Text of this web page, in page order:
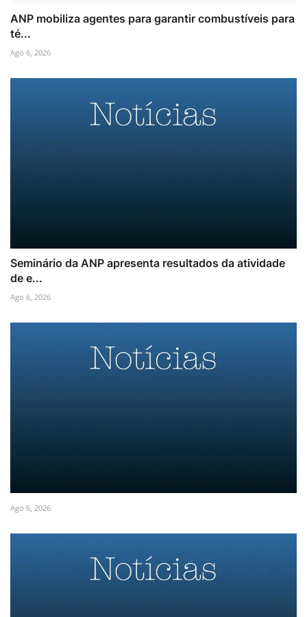
ANP mobiliza agentes para garantir combustíveis para
té...
Ago 6, 2026
Seminário da ANP apresenta resultados da atividade
de e...
Ago 6, 2026
Ago 6, 2026